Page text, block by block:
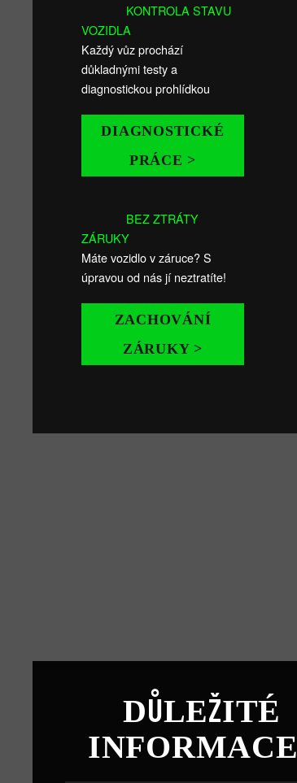
KONTROLA STAVU
VOZIDLA
Každý vůz prochází
důkladnými testy a
diagnostickou prohlídkou
DIAGNOSTICKÉ
PRÁCE >
BEZ ZTRÁTY
ZÁRUKY
Máte vozidlo v záruce? S
úpravou od nás jí neztratíte!
ZACHOVÁNÍ
ZÁRUKY >
DŮLEŽITÉ
INFORMACE